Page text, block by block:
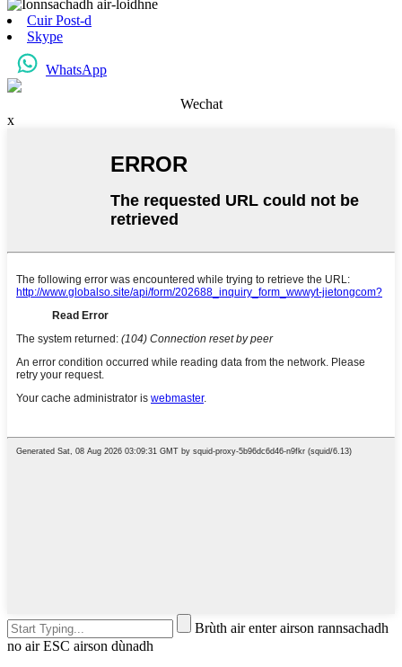
Cuir Post-d
Skype
WhatsApp
Wechat
x
Brùth air enter airson rannsachadh
no air ESC airson dùnadh